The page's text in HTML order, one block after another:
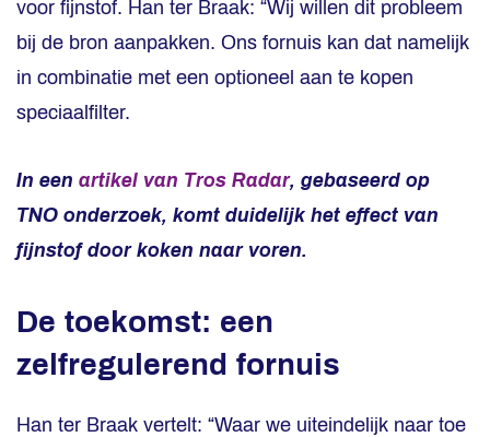
voor fijnstof. Han ter Braak: “Wij willen dit probleem
bij de bron aanpakken. Ons fornuis kan dat namelijk
in combinatie met een optioneel aan te kopen
speciaalfilter.
In een artikel van Tros Radar, gebaseerd op
TNO onderzoek, komt duidelijk het effect van
fijnstof door koken naar voren.
De toekomst: een
zelfregulerend fornuis
Han ter Braak vertelt: “Waar we uiteindelijk naar toe